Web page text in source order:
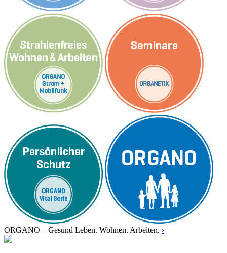
ORGANO – Gesund Leben. Wohnen. Arbeiten. ›